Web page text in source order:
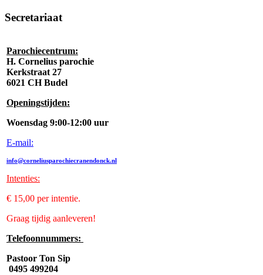
Secretariaat
Parochiecentrum:
H. Cornelius parochie
Kerkstraat 27
6021 CH Budel
Openingstijden:
Woensdag 9:00-12:00 uur
E-mail:
info@corneliusparochiecranendonck.nl
Intenties:
€ 15,00 per intentie.
Graag tijdig aanleveren!
Telefoonnummers:
Pastoor Ton Sip
0495 499204